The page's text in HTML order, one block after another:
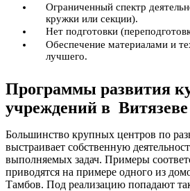
Ограниченный спектр
кружки или секции).
Нет подготовки
Обеспечение материалами и
лучшего.
Программы развития
учреждений в Витязеве
Большинство крупных центров по
выстраивает собственную
выполняемых задач. Примеры
приводятся на примере одного из
Тамбов. Под реализацию попадают